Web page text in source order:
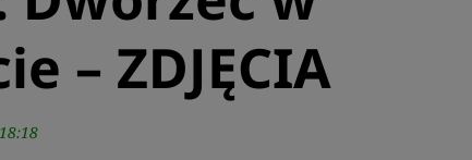
– ZDJĘCIA